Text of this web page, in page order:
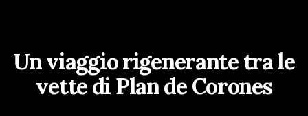
Un viaggio rigenerante tra le
vette di Plan de Corones